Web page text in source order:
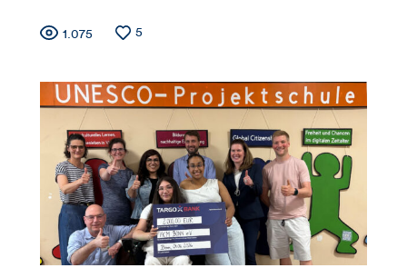
Zähler
für
Views,
Likes
und
Kommentare
Anzahl
1.075
Anzahl
5